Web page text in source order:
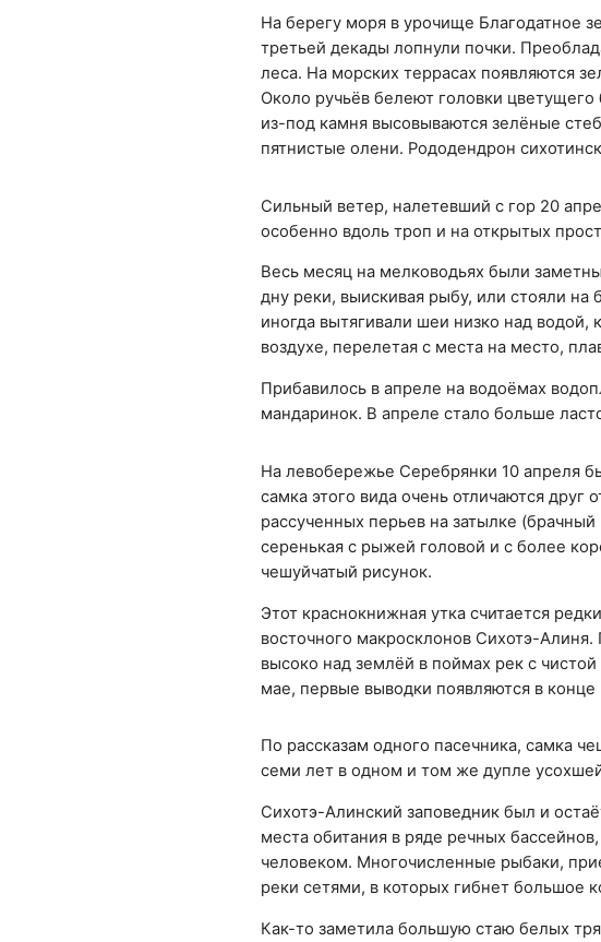
На берегу моря в урочище Благодатное
третьей декады лопнули почки.
леса. На морских террасах появляются
Около ручьёв белеют головки
из-под камня высовываются зелёные
пятнистые олени. Рододендрон
Сильный ветер, налетевший с гор 20
особенно вдоль троп и на открытых
Весь месяц на мелководьях были
дну реки, выискивая рыбу, или стояли
иногда вытягивали шеи низко над водой,
воздухе, перелетая с места на место,
Прибавилось в апреле на водоёмах
мандаринок. В апреле стало больше
На левобережье Серебрянки 10 апреля
самка этого вида очень отличаются друг
рассученных перьев на затылке
серенькая с рыжей головой и с более
чешуйчатый рисунок.
Этот краснокнижная утка считается
восточного макросклонов Сихотэ-Алиня.
высоко над землёй в поймах рек с
мае, первые выводки появляются в конце
По рассказам одного пасечника, самка
семи лет в одном и том же дупле
Сихотэ-Алинский заповедник был и
места обитания в ряде речных
человеком. Многочисленные рыбаки,
реки сетями, в которых гибнет большое
Как-то заметила большую стаю белых